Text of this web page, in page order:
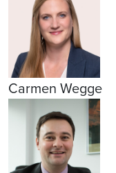
Carmen Wegge